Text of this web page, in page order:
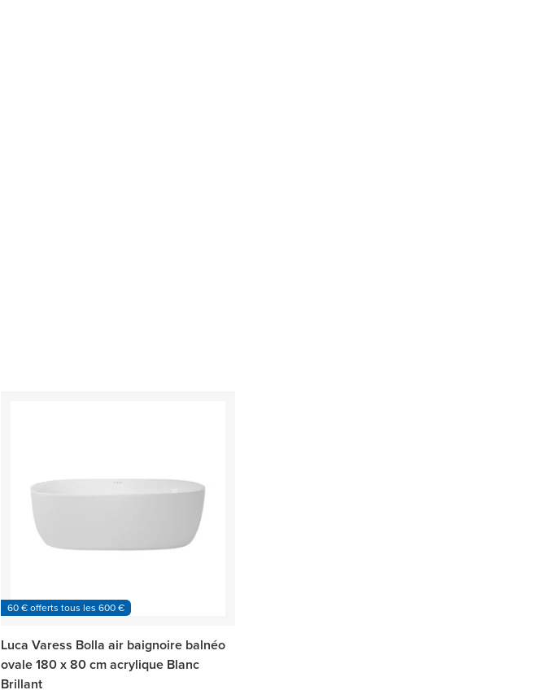
60 € offerts tous les 600 €
Luca Varess Bolla air baignoire balnéo
ovale 180 x 80 cm acrylique Blanc
Brillant